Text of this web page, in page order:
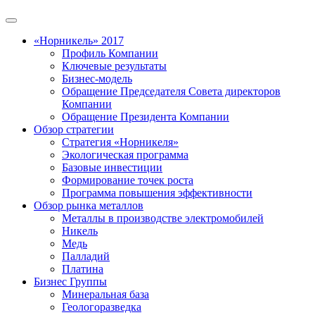
«Норникель» 2017
Профиль Компании
Ключевые результаты
Бизнес-модель
Обращение Председателя Совета директоров
Компании
Обращение Президента Компании
Обзор стратегии
Стратегия «Норникеля»
Экологическая программа
Базовые инвестиции
Формирование точек роста
Программа повышения эффективности
Обзор рынка металлов
Металлы в производстве электромобилей
Никель
Медь
Палладий
Платина
Бизнес Группы
Минеральная база
Геологоразведка